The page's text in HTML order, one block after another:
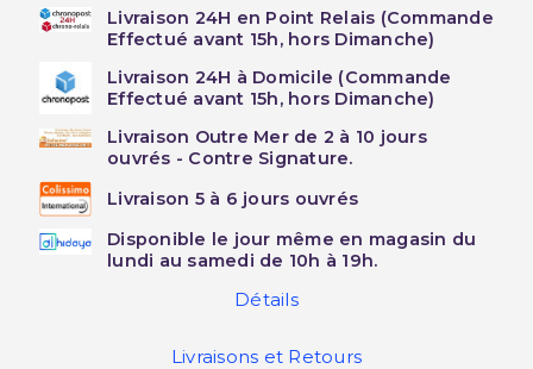
Livraison 24H en Point Relais (Commande
Effectué avant 15h, hors Dimanche)
Livraison 24H à Domicile (Commande
Effectué avant 15h, hors Dimanche)
Livraison Outre Mer de 2 à 10 jours
ouvrés - Contre Signature.
Livraison 5 à 6 jours ouvrés
Disponible le jour même en magasin du
lundi au samedi de 10h à 19h.
Détails
Livraisons et Retours